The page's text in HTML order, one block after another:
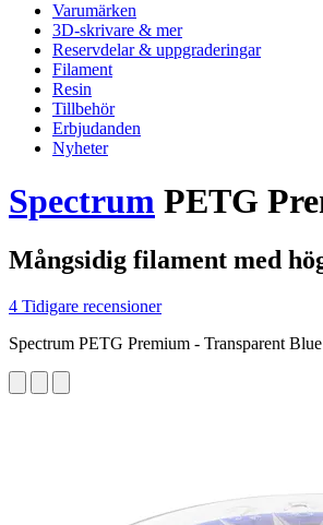
Varumärken
3D-skrivare & mer
Reservdelar & uppgraderingar
Filament
Resin
Tillbehör
Erbjudanden
Nyheter
Spectrum PETG
Mångsidig filament med
4 Tidigare recensioner
Spectrum PETG Premium - Transparent Blue